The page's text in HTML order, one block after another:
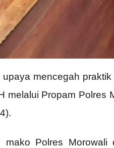
upaya mencegah
melalui Propam
Polres